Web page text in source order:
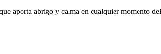
aporta abrigo y calma en cualquier momento